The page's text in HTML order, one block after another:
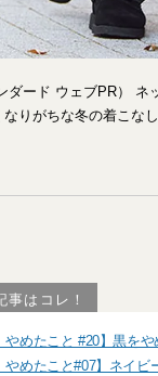
ダード ウェブPR）
りがちな冬の着こな
はコレ！
やめたこと #20】黒を
やめたこと#07】ネイ